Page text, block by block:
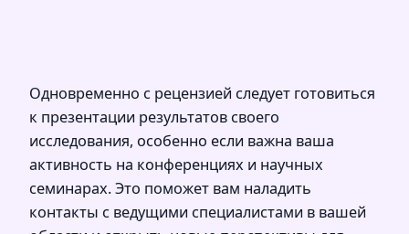
Одновременно с рецензией следует готовиться
к презентации результатов своего
исследования, особенно если важна ваша
активность на конференциях и научных
семинарах. Это поможет вам наладить
контакты с ведущими специалистами в вашей